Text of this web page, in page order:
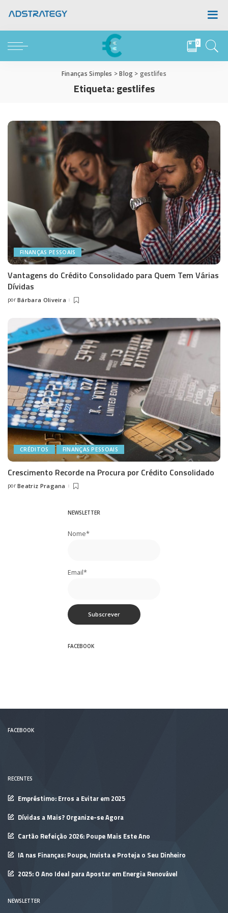
0
Finanças Simples >Blog > gestlifes
Etiqueta:gestlifes
FINANÇAS PESSOAIS
Vantagens do Crédito Consolidado para Quem Tem Várias
Dívidas
Posted
por Bárbara Oliveira
CRÉDITOS FINANÇAS PESSOAIS
Crescimento Recorde na Procura por Crédito Consolidado
Posted
por Beatriz Pragana
NEWSLETTER
Nome*
Email*
FACEBOOK
FACEBOOK
RECENTES
Empréstimo: Erros a Evitar em 2025
Dívidas a Mais? Organize-se Agora
Cartão Refeição 2026: Poupe Mais Este Ano
IA nas Finanças: Poupe, Invista e Proteja o Seu Dinheiro
2025: O Ano Ideal para Apostar em Energia Renovável
NEWSLETTER